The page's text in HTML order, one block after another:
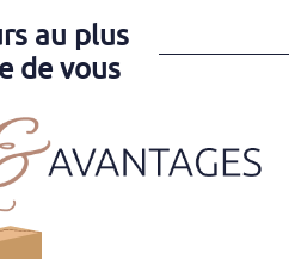
au plus
de vous